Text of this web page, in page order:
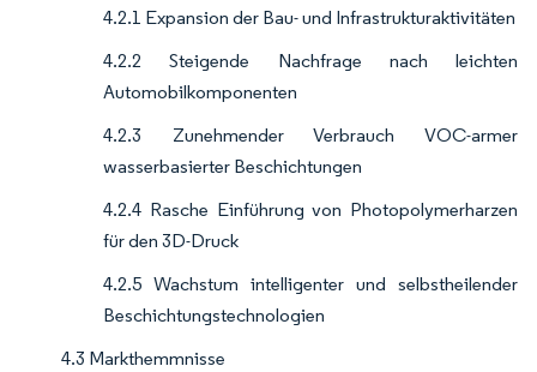
4.2.1 Expansion der Bau- und Infrastrukturaktivitäten
4.2.2 Steigende Nachfrage nach leichten
Automobilkomponenten
4.2.3 Zunehmender Verbrauch VOC-armer
wasserbasierter Beschichtungen
4.2.4 Rasche Einführung von Photopolymerharzen
für den 3D-Druck
4.2.5 Wachstum intelligenter und selbstheilender
Beschichtungstechnologien
4.3 Markthemmnisse